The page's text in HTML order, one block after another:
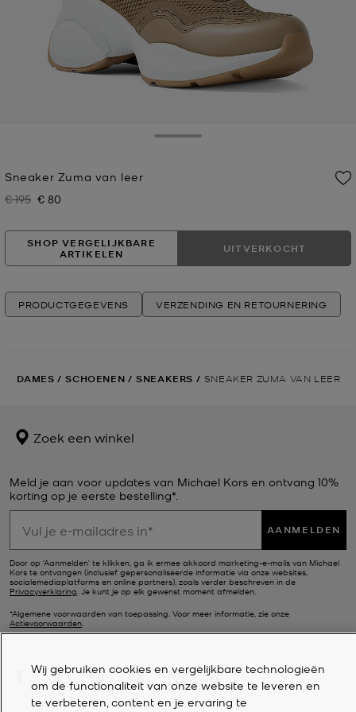
Sneaker Zuma van leer
Was
€ 195 Nu
€ 80
SHOP VERGELIJKBARE
ARTIKELEN
UITVERKOCHT
PRODUCTGEGEVENS VERZENDING EN RETOURNERING
DAMES / SCHOENEN / SNEAKERS / SNEAKER ZUMA VAN LEER
Zoek een winkel
Meld je aan voor updates van Michael Kors en ontvang 10%
korting op je eerste bestelling*.
AANMELDEN
Door op ‘Aanmelden’ te klikken, ga ik ermee akkoord marketing-e-mails van Michael
Kors te ontvangen (inclusief gepersonaliseerde informatie via onze websites,
socialemediaplatforms en online partners), zoals verder beschreven in de
Privacyverklaring. Je kunt je op elk gewenst moment afmelden.
*Algemene voorwaarden van toepassing. Voor meer informatie, zie onze
Actievoorwaarden.
Wij gebruiken cookies en vergelijkbare technologieën
om de functionaliteit van onze website te leveren en
te verbeteren, content en je ervaring te